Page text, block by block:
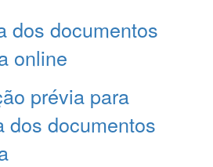
dos documentos
online
prévia para
dos documentos